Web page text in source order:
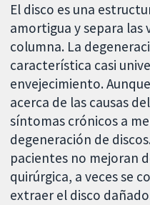
El disco es una
amortigua y separa las
columna. La
característica casi
envejecimiento.
acerca de las causas
síntomas crónicos a
degeneración de
pacientes no mejoran
quirúrgica, a veces se
extraer el disco